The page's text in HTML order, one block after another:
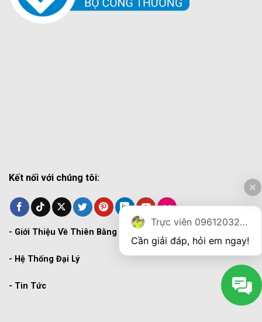
Kết nối với chúng tôi:
- Giới Thiệu Về Thiên Bằng
- Hệ Thống Đại Lý
- Tin Tức
Trực viên 0961203270
Cần giải đáp, hỏi em ngay!